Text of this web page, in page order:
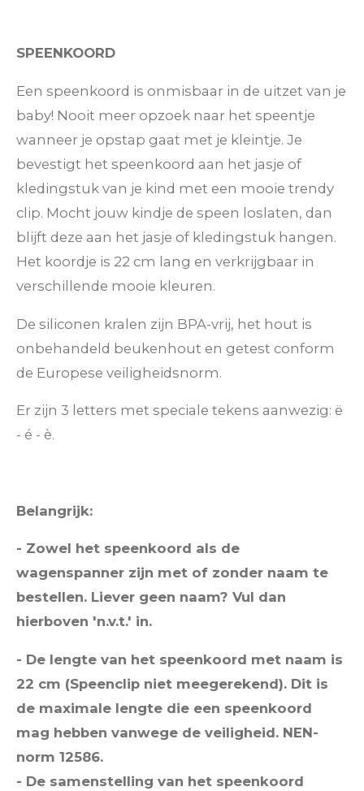
SPEENKOORD
Een speenkoord is onmisbaar in de uitzet van je
baby! Nooit meer opzoek naar het speentje
wanneer je opstap gaat met je kleintje. Je
bevestigt het speenkoord aan het jasje of
kledingstuk van je kind met een mooie trendy
clip. Mocht jouw kindje de speen loslaten, dan
blijft deze aan het jasje of kledingstuk hangen.
Het koordje is 22 cm lang en verkrijgbaar in
verschillende mooie kleuren.
De siliconen kralen zijn BPA-vrij, het hout is
onbehandeld beukenhout en getest conform
de Europese veiligheidsnorm.
Er zijn 3 letters met speciale tekens aanwezig: ë
- é - è.
Belangrijk:
- Zowel het speenkoord als de
wagenspanner zijn met of zonder naam te
bestellen. Liever geen naam? Vul dan
hierboven 'n.v.t.' in.
- De lengte van het speenkoord met naam is
22 cm (Speenclip niet meegerekend). Dit is
de maximale lengte die een speenkoord
mag hebben vanwege de veiligheid. NEN-
norm 12586.
- De samenstelling van het speenkoord